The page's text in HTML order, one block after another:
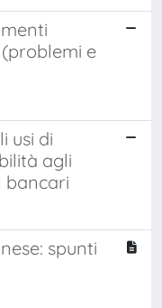
e
usi di
agli
bancari
spunti